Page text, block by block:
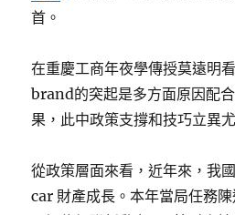
首。
在重慶工商年夜學傳授莫遠明
brand的突起是多方面原因配
果，此中政策支撐和技巧立異
從政策層面來看，近年來，我
car 財產成長。本年當局任務